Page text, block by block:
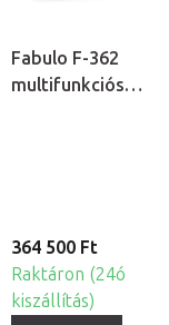
Fabulo F-362
multifunkciós
364 500 Ft
Raktáron (24ó
kiszállítás)